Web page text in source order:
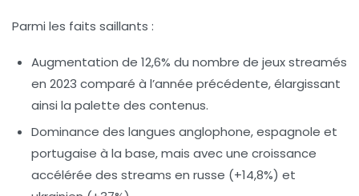
Parmi les faits saillants :
Augmentation de 12,6% du nombre de jeux streamés
en 2023 comparé à l’année précédente, élargissant
ainsi la palette des contenus.
Dominance des langues anglophone, espagnole et
portugaise à la base, mais avec une croissance
accélérée des streams en russe (+14,8%) et